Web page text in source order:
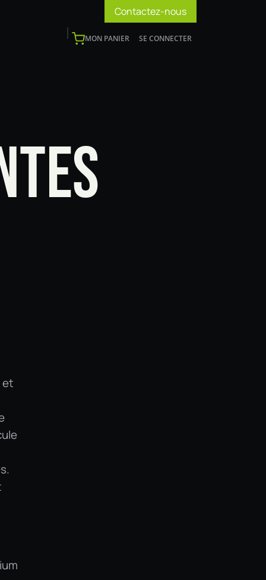
Contactez-nous
MON PANIER SE CONNECTER
et